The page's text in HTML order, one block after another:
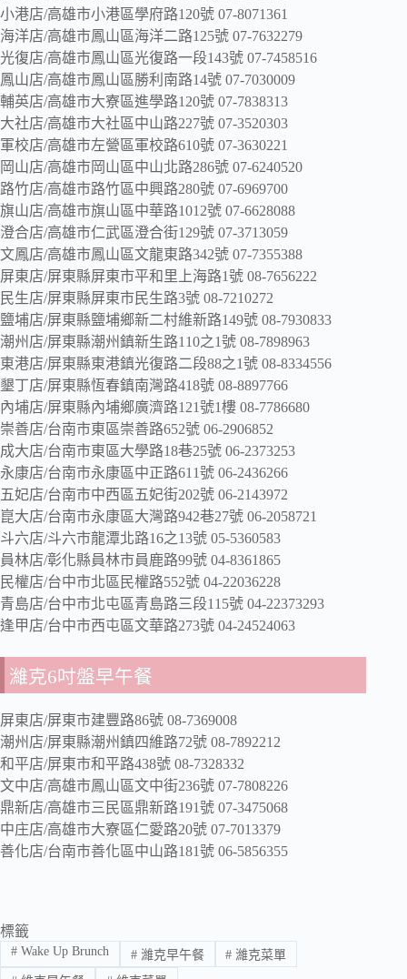
小港店/高雄市小港區學府路120號 07-8071361
海洋店/高雄市鳳山區海洋二路125號 07-7632279
光復店/高雄市鳳山區光復路一段143號 07-7458516
鳳山店/高雄市鳳山區勝利南路14號 07-7030009
輔英店/高雄市大寮區進學路120號 07-7838313
大社店/高雄市大社區中山路227號 07-3520303
軍校店/高雄市左營區軍校路610號 07-3630221
岡山店/高雄市岡山區中山北路286號 07-6240520
路竹店/高雄市路竹區中興路280號 07-6969700
旗山店/高雄市旗山區中華路1012號 07-6628088
澄合店/高雄市仁武區澄合街129號 07-3713059
文鳳店/高雄市鳳山區文龍東路342號 07-7355388
屏東店/屏東縣屏東市平和里上海路1號 08-7656222
民生店/屏東縣屏東市民生路3號 08-7210272
鹽埔店/屏東縣鹽埔鄉新二村維新路149號 08-7930833
潮州店/屏東縣潮州鎮新生路110之1號 08-7898963
東港店/屏東縣東港鎮光復路二段88之1號 08-8334556
墾丁店/屏東縣恆春鎮南灣路418號 08-8897766
內埔店/屏東縣內埔鄉廣濟路121號1樓 08-7786680
崇善店/台南市東區崇善路652號 06-2906852
成大店/台南市東區大學路18巷25號 06-2373253
永康店/台南市永康區中正路611號 06-2436266
五妃店/台南市中西區五妃街202號 06-2143972
崑大店/台南市永康區大灣路942巷27號 06-2058721
斗六店/斗六市龍潭北路16之13號 05-5360583
員林店/彰化縣員林市員鹿路99號 04-8361865
民權店/台中市北區民權路552號 04-22036228
青島店/台中市北屯區青島路三段115號 04-22373293
逢甲店/台中市西屯區文華路273號 04-24524063
濰克6吋盤早午餐
屏東店/屏東市建豐路86號 08-7369008
潮州店/屏東縣潮州鎮四維路72號 08-7892212
和平店/屏東市和平路438號 08-7328332
文中店/高雄市鳳山區文中街236號 07-7808226
鼎新店/高雄市三民區鼎新路191號 07-3475068
中庄店/高雄市大寮區仁愛路20號 07-7013379
善化店/台南市善化區中山路181號 06-5856355
標籤
#Wake Up Brunch #濰克早午餐 # 濰克菜單